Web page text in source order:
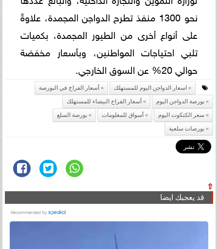
نحو 1300 منفذ تطرح الدواجن المجمدة، علاوةً
على أنواع أخرى من الطيور المجمدة، بكميات
تلبي احتياجات المواطنين، وبأسعار مخفضة
حوالي 20% عن السوق الخارجي.
اسعار الدواجن اليوم للمستهلك
أسعار الفراخ في البورصة
بورصة الدواجن اليوم
أسعار الفراخ البيضاء للمستهلك
سعر الكتكوت اليوم
أسواق للمعلومات
بورصة السلع
بورصات سلعية
⇧
قد يعجبك ايضا